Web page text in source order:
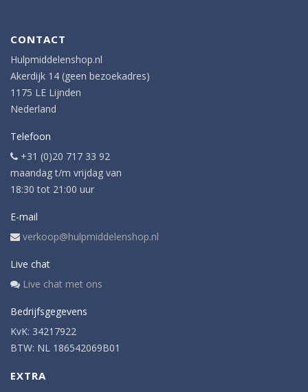
CONTACT
Hulpmiddelenshop.nl
Akerdijk 14 (geen bezoekadres)
1175 LE Lijnden
Nederland
Telefoon
+31 (0)20 717 33 92
maandag t/m vrijdag van
18:30 tot 21:00 uur
E-mail
verkoop@hulpmiddelenshop.nl
Live chat
Live chat met ons
Bedrijfsgegevens
KvK: 34217922
BTW: NL 186542069B01
EXTRA